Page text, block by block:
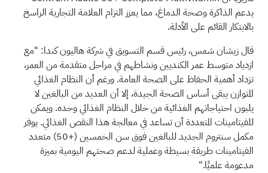
يدعم الذاكرة وصحة الدماغ، مما يعزز التزام العلامة التجارية الراسخ
بالابتكار القائم على الأدلة.
قال زيشان شمس، رئيس قسم التسويق في شركة هاليون كندا: "مع
ازدياد متوسط عمر الكنديين ونشاطهم في مراحل متقدمة من العمر،
تزداد أهمية الحفاظ على الصحة العامة. ورغم أن النظام الغذائي
المتوازن يبقى أساس الصحة الجيدة، إلا أن العديد من البالغين لا
يلبون احتياجاتهم الغذائية من خلال النظام الغذائي وحده. ويمكن
للفيتامينات المتعددة أن تساعد في معالجة هذا النقص الغذائي. يوفر
مكمل سنتروم الجديد للبالغين فوق سن الخمسين (50+) متعدد
الفيتامينات طريقة بسيطة وعملية لدعم صحتهم اليومية بميزة
مدعومة علميًا."